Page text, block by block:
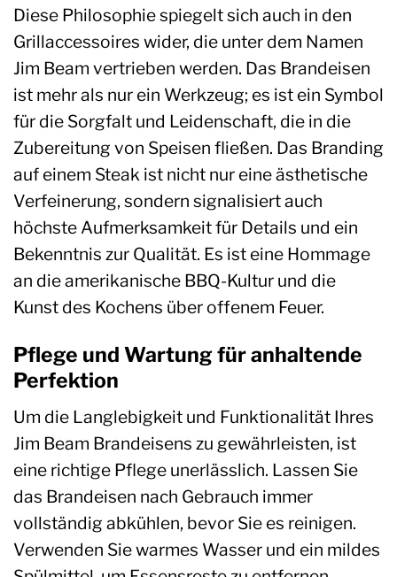
Diese Philosophie spiegelt sich auch in den
Grillaccessoires wider, die unter dem Namen
Jim Beam vertrieben werden. Das Brandeisen
ist mehr als nur ein Werkzeug; es ist ein Symbol
für die Sorgfalt und Leidenschaft, die in die
Zubereitung von Speisen fließen. Das Branding
auf einem Steak ist nicht nur eine ästhetische
Verfeinerung, sondern signalisiert auch
höchste Aufmerksamkeit für Details und ein
Bekenntnis zur Qualität. Es ist eine Hommage
an die amerikanische BBQ-Kultur und die
Kunst des Kochens über offenem Feuer.
Pflege und Wartung für anhaltende
Perfektion
Um die Langlebigkeit und Funktionalität Ihres
Jim Beam Brandeisens zu gewährleisten, ist
eine richtige Pflege unerlässlich. Lassen Sie
das Brandeisen nach Gebrauch immer
vollständig abkühlen, bevor Sie es reinigen.
Verwenden Sie warmes Wasser und ein mildes